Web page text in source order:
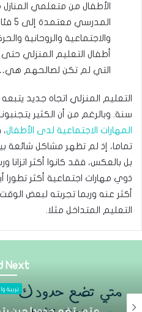
الأطفال من متعلمي المنازل
والاجتماعية والروحانية
أطفال التعليم المنزلي
التي لم تكن لصالحهم
التعليم المنزلي اتجاه جديد يتبعه
سنة. وبالرغم من أن الكثير
المهارات الاجتماعية لدى الأطفال
تماما، إذ لم تظهر مشاكل شائعة
بل بالعكس، فقد كانوا أكثر اتزانا
ذوي مهارات اجتماعية أكثر تطورا
أكثر عنه وربما تجربته لبعض
التعليم المتداخل مثلا.
Next
تربية